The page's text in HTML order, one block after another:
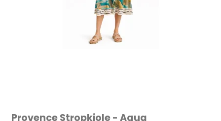
Provence Stropkjole - Aqua